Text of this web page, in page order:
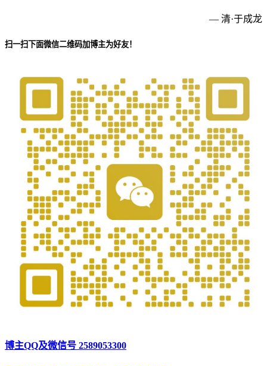
— 清·于成龙
扫一扫下面微信二维码加博主为好友！
博主QQ及微信号 2589053300